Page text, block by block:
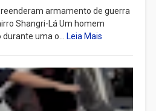
armamento de guerra
Shangri-Lá Um homem
uma o...
Leia Mais